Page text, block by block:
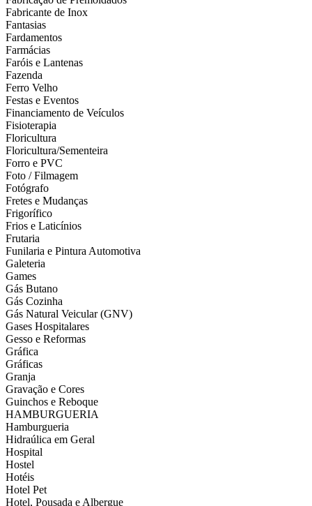
Fabricante de Inox
Fantasias
Fardamentos
Farmácias
Faróis e Lantenas
Fazenda
Ferro Velho
Festas e Eventos
Financiamento de Veículos
Fisioterapia
Floricultura
Floricultura/Sementeira
Forro e PVC
Foto / Filmagem
Fotógrafo
Fretes e Mudanças
Frigorífico
Frios e Laticínios
Frutaria
Funilaria e Pintura Automotiva
Galeteria
Games
Gás Butano
Gás Cozinha
Gás Natural Veicular (GNV)
Gases Hospitalares
Gesso e Reformas
Gráfica
Gráficas
Granja
Gravação e Cores
Guinchos e Reboque
HAMBURGUERIA
Hamburgueria
Hidraúlica em Geral
Hospital
Hostel
Hotéis
Hotel Pet
Hotel, Pousada e Albergue